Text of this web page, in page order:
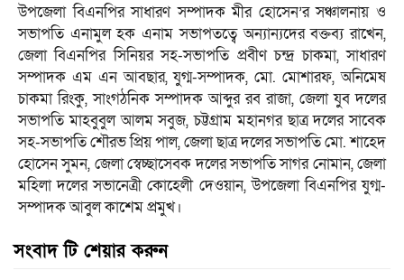
উপজেলা বিএনপির সাধারণ সম্পাদক মীর হোসেন’র সঞ্চালনায় ও
সভাপতি এনামুল হক এনাম সভাপতত্বে অন্যান্যদের বক্তব্য রাখেন,
জেলা বিএনপির সিনিয়র সহ-সভাপতি প্রবীণ চন্দ্র চাকমা, সাধারণ
সম্পাদক এম এন আবছার, যুগ্ম-সম্পাদক, মো. মোশারফ, অনিমেষ
চাকমা রিংকু, সাংগঠনিক সম্পাদক আব্দুর রব রাজা, জেলা যুব দলের
সভাপতি মাহবুবুল আলম সবুজ, চট্টগ্রাম মহানগর ছাত্র দলের সাবেক
সহ-সভাপতি শৌরভ প্রিয় পাল, জেলা ছাত্র দলের সভাপতি মো. শাহেদ
হোসেন সুমন, জেলা স্বেচ্ছাসেবক দলের সভাপতি সাগর নোমান, জেলা
মহিলা দলের সভানেত্রী কোহেলী দেওয়ান, উপজেলা বিএনপির যুগ্ম-
সম্পাদক আবুল কাশেম প্রমুখ।
সংবাদ টি শেয়ার করুন